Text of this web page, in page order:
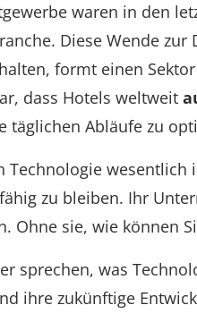
waren in den
Diese Wende
formt einen
dass Hotels weltweit
täglichen Abläufe zu
Technologie
zu bleiben. Ihr
Ohne sie, wie können
sprechen, was
ihre zukünftige